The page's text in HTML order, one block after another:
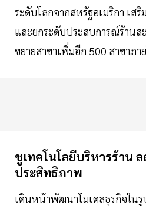
ระดับโลกจากสหรัฐอเมริกา เ
และยกระดับประสบการณ์ร้านส
ขยายสาขาเพิ่มอีก 500 สาขาภา
ชูเทคโนโลยีบริหารร้าน
ประสิทธิภาพ
เดินหน้าพัฒนาโมเดลธุรกิจใน